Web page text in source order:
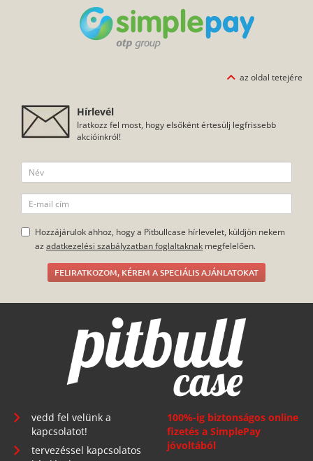
az oldal tetejére
Hírlevél
Iratkozz fel most, hogy elsőként értesülj legfrissebb
akcióinkról!
Hozzájárulok ahhoz, hogy a Pitbullcase hírlevelet, küldjön nekem
az adatkezelési szabályzatban foglaltaknak megfelelően.
FELIRATKOZOM, KÉREM A SPECIÁLIS AJÁNLATOKAT
vedd fel velünk a
kapcsolatot!
tervezéssel kapcsolatos
100%-ig biztonságos online
fizetés a SimplePay
jóvoltából